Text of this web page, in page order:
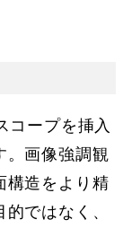
コープを挿入
。画像強調観
構造をより精
ではなく、